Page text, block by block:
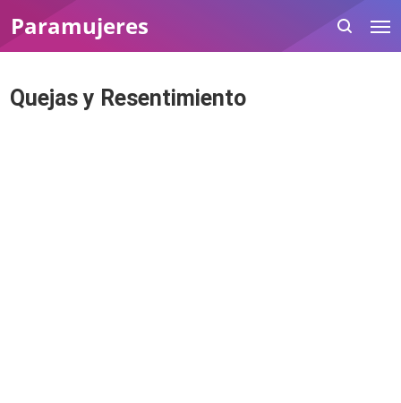
Paramujeres
Quejas y Resentimiento